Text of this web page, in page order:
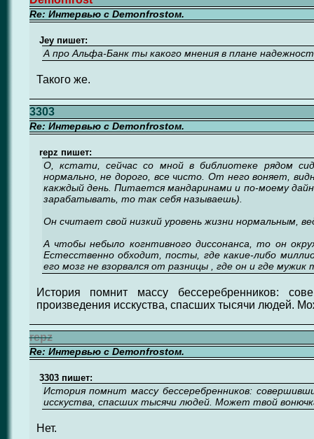
Re: Интервью с Demonfrostом.
Jey пишет:
А про Альфа-Банк ты какого мнения в плане
Такого же.
3303
Re: Интервью с Demonfrostом.
repz пишет:
О, кстати, сейчас со мной в библиотеке рядом
нормально, не дорого, все чисто. От него воняет,
какждый день. Питается мандаринами и по-моему
зарабатывать, то так себя называешь).
Он считает свой низкий уровень жизни нормальным,
А чтобы небыло когнтивного диссонанса, то он
Естесственно обходит, посты, где какие-либо
его мозг не взорвался от разницы , где он и где мужик
История помнит массу бессеребренников:
произведения исскуства, спасших тысячи людей.
repz
Re: Интервью с Demonfrostом.
3303 пишет:
История помнит массу бессеребренников:
исскуства, спасших тысячи людей. Может твой
Нет.